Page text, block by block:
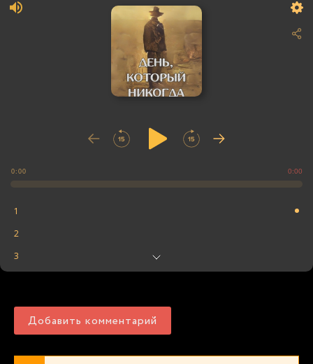
0:00 0:00
1
2
3
Добавить комментарий